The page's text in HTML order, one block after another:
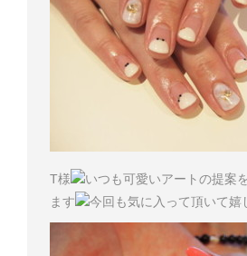
T様
いつも可愛いアートの提案
ます
今回も気に入って頂いて嬉